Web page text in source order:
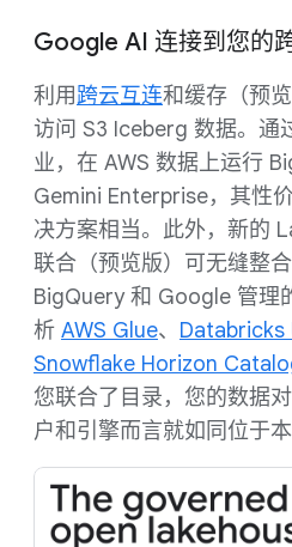
Google AI 连接到您的
利用跨云互连和缓存（预
访问 S3 Iceberg 数据。通
业，在 AWS 数据上运行
Gemini Enterprise，其性
决方案相当。此外，新的
联合（预览版）可无缝整
BigQuery 和 Google 管理
析 AWS Glue、
Snowflake Horizon
您联合了目录，您的数据
户和引擎而言就如同位于本